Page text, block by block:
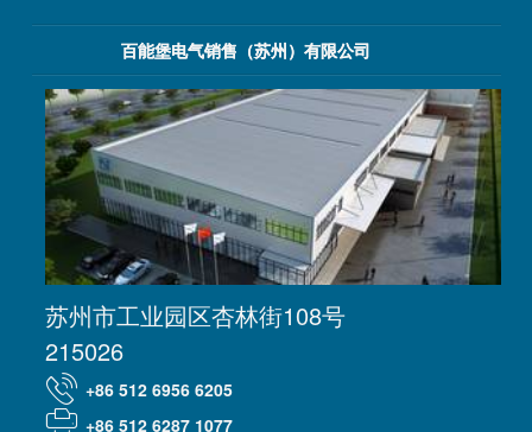
百能堡电气销售（苏州）有限公司
苏州市工业园区杏林街108号
215026
+86 512 6956 6205
+86 512 6287 1077